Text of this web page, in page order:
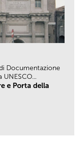
Documentazione
e Porta della